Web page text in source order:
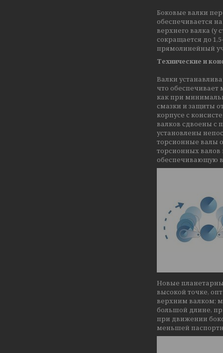
Боковые валки
обеспечивается
верхнего валка
сокращается до
прямолинейный
Технические и
Валки
что
как при
смазки и защиты
корпусе с
валков сдвоены с
установлены
торсионные валы
торсионных валов
обеспечивающую
Новые
высокой точке,
верхним валком;
большой длине,
при движении
меньшей